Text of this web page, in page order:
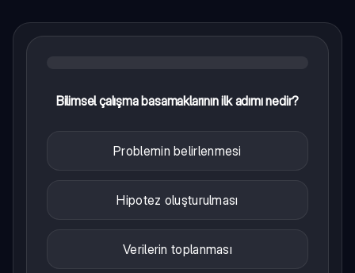
Bilimsel çalışma basamaklarının ilk adımı nedir?
Problemin belirlenmesi
Hipotez oluşturulması
Verilerin toplanması